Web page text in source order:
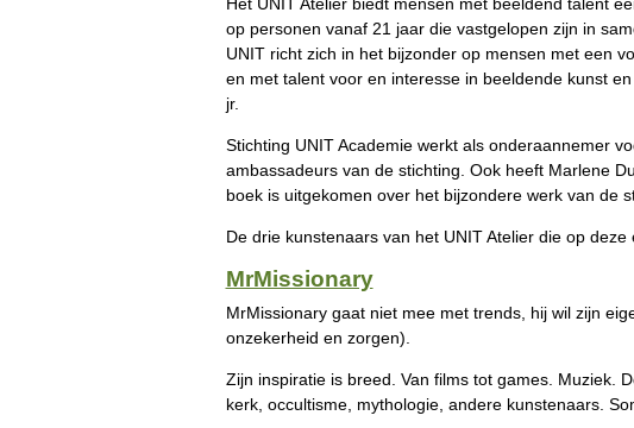
op personen vanaf 21 jaar die vastgelopen zijn in
UNIT richt zich in het bijzonder op mensen met een
en met talent voor en interesse in beeldende kunst
jr.
Stichting UNIT Academie werkt als onderaannemer
ambassadeurs van de stichting. Ook heeft Marlene
boek is uitgekomen over het bijzondere werk van de
De drie kunstenaars van het UNIT Atelier die op deze
MrMissionary
MrMissionary gaat niet mee met trends, hij wil zijn
onzekerheid en zorgen).
Zijn inspiratie is breed. Van films tot games. Muziek.
kerk, occultisme, mythologie, andere kunstenaars.